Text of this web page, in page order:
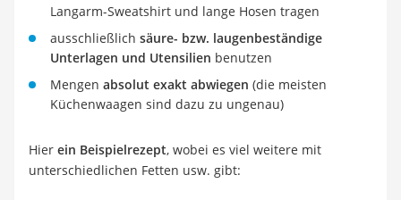
Langarm-Sweatshirt und lange Hosen tragen
ausschließlich säure- bzw. laugenbeständige
Unterlagen und Utensilien benutzen
Mengen absolut exakt abwiegen (die meisten
Küchenwaagen sind dazu zu ungenau)
Hier ein Beispielrezept, wobei es viel weitere mit
unterschiedlichen Fetten usw. gibt: